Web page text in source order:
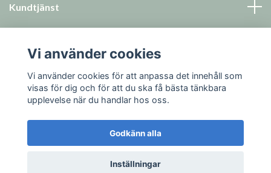
Kundtjänst
Sociala medier
© 2026 Syknappen
Vi använder cookies
Vi använder cookies för att anpassa det innehåll som
visas för dig och för att du ska få bästa tänkbara
upplevelse när du handlar hos oss.
Godkänn alla
Inställningar